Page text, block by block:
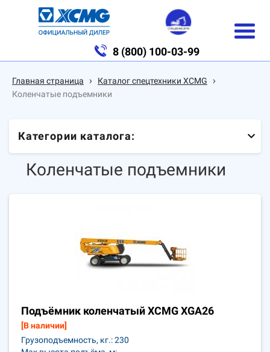
8 (800) 100-03-99
Главная страница › Каталог спецтехники XCMG ›
Коленчатые подъемники
Категории каталога:
Коленчатые подъемники
Подъёмник коленчатый XCMG XGA26
[В наличии]
Грузоподъемность, кг.: 230